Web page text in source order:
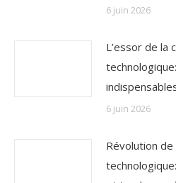
6 juin 2026
L’essor de la
6 juin 2026
Révolution